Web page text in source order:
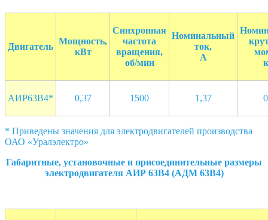
Двигатель
Мощность,
кВт
Синхронная
частота
вращения,
об/мин
Номинальный
ток,
А
АИР63В4* 0,37 1500 1,37
* Приведены значения для электродвигателей производства
ОАО «Уралэлектро»
Габаритные, установочные и присоединительные размеры
электродвигателя АИР 63В4 (АДМ 63В4)